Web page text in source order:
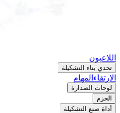
اللاعبون
تحدي بناء التشكيلة
الارتقاء المهام
لوحات الصدارة
الحزم
أداة صنع التشكيلة